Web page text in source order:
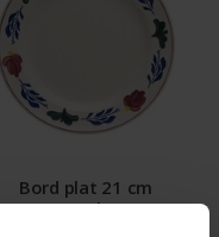
Bord plat 21 cm
Boerenbont